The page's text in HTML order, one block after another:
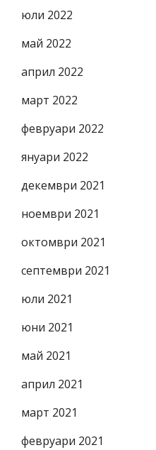
юли 2022
май 2022
април 2022
март 2022
февруари 2022
януари 2022
декември 2021
ноември 2021
октомври 2021
септември 2021
юли 2021
юни 2021
май 2021
април 2021
март 2021
февруари 2021